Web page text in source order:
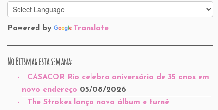
Powered by Translate
No Bitsmag esta semana:
CASACOR Rio celebra aniversário de 35 anos em
novo endereço 05/08/2026
The Strokes lança novo álbum e turnê